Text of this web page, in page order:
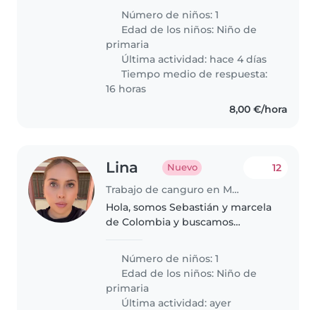
babysit
Número de niños: 1
Edad de los niños: Niño de
primaria
Última actividad: hace 4 días
Tiempo medio de respuesta:
16 horas
8,00 €/hora
Lina Nuevo
Trabajo de canguro en Madrid
12
Hola, somos Sebastián y marcela
de Colombia y buscamos
buscando una persona que
hable Español, responsable,
cariñosa y de confianza..
Número de niños: 1
Edad de los niños: Niño de
primaria
Última actividad: ayer